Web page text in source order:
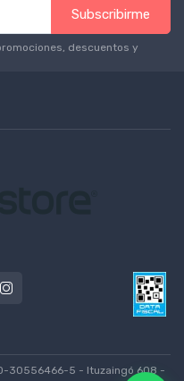
Subscribirme
descuentos y
30556466-5 - Ituzaingó 608 -